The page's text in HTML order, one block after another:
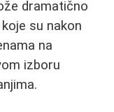
dramatično
su nakon
na
izboru